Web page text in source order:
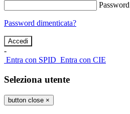
Password
Password dimenticata?
-
Entra con SPID Entra con CIE
Seleziona utente
button close ×